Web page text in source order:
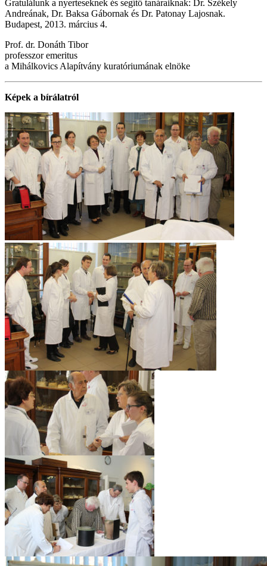
Gratulálunk a nyerteseknek és segítő tanáraiknak: Dr. Székely
Andreának, Dr. Baksa Gábornak és Dr. Patonay Lajosnak.
Budapest, 2013. március 4.
Prof. dr. Donáth Tibor
professzor emeritus
a Mihálkovics Alapítvány kuratóriumának elnöke
Képek a bírálatról